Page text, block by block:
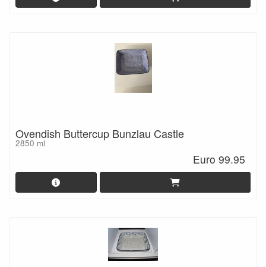
Ovendish Buttercup Bunzlau Castle
2850 ml
Euro 99.95